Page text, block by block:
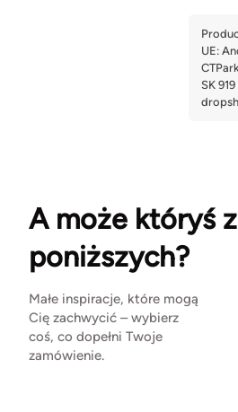
A może któryś z
poniższych?
Małe inspiracje, które mogą
Cię zachwycić – wybierz
coś, co dopełni Twoje
zamówienie.